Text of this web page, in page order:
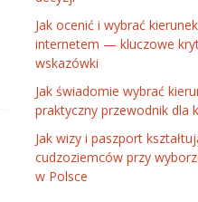
Jak ocenić i wybrać
internetem — kluczowe
wskazówki
Jak świadomie wybrać
praktyczny przewodnik dla
Jak wizy i paszport
cudzoziemców przy
w Polsce